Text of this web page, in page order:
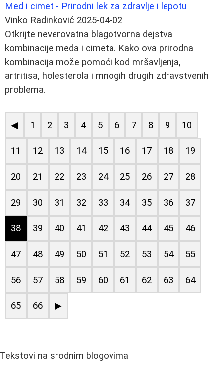
Med i cimet - Prirodni lek za zdravlje i lepotu
Vinko Radinković 2025-04-02
Otkrijte neverovatna blagotvorna dejstva
kombinacije meda i cimeta. Kako ova prirodna
kombinacija može pomoći kod mršavljenja,
artritisa, holesterola i mnogih drugih zdravstvenih
problema.
◀ 1 2 3 4 5 6 7 8 9 10
11 12 13 14 15 16 17 18 19
20 21 22 23 24 25 26 27 28
29 30 31 32 33 34 35 36 37
38 39 40 41 42 43 44 45 46
47 48 49 50 51 52 53 54 55
56 57 58 59 60 61 62 63 64
65 66 ▶
Tekstovi na srodnim blogovima